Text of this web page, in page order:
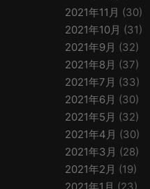
2021年11月 (30)
2021年10月 (31)
2021年9月 (32)
2021年8月 (37)
2021年7月 (33)
2021年6月 (30)
2021年5月 (32)
2021年4月 (30)
2021年3月 (28)
2021年2月 (19)